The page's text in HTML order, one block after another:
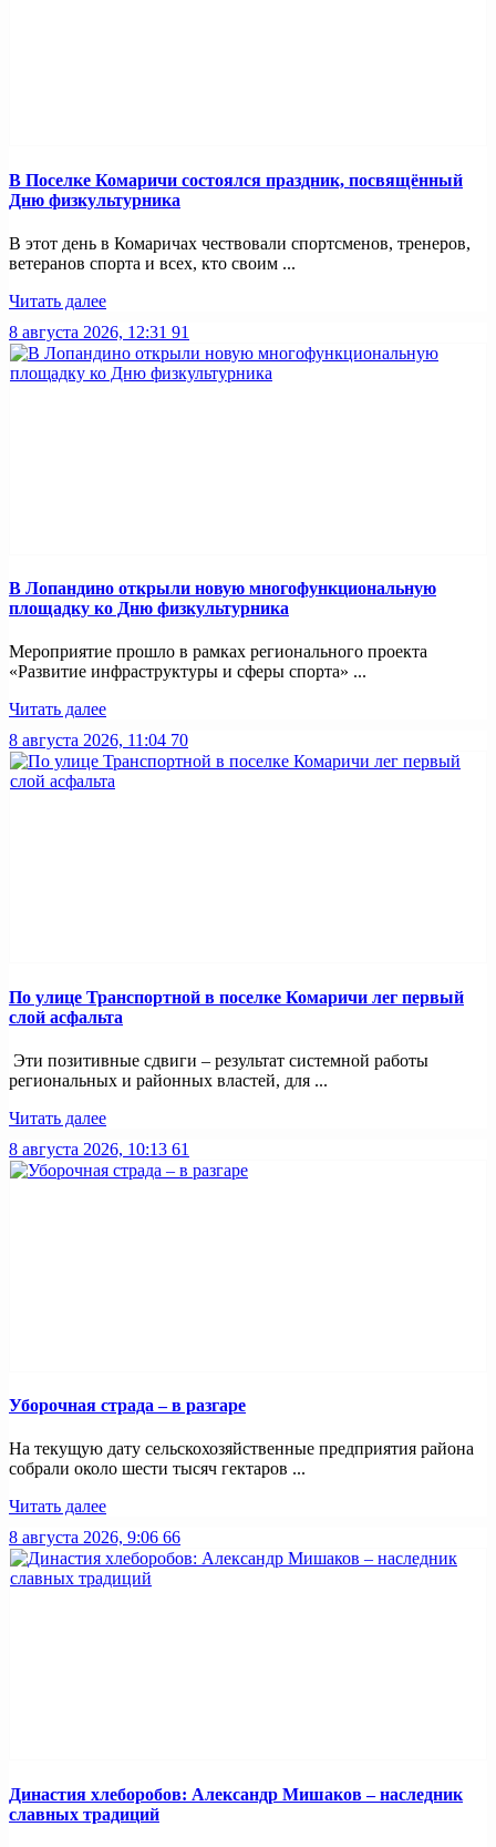
В Поселке Комаричи состоялся праздник, посвящённый
Дню физкультурника
В этот день в Комаричах чествовали спортсменов, тренеров,
ветеранов спорта и всех, кто своим ...
Читать далее
8 августа 2026, 12:31 91
В Лопандино открыли новую многофункциональную
площадку ко Дню физкультурника
Мероприятие прошло в рамках регионального проекта
«Развитие инфраструктуры и сферы спорта» ...
Читать далее
8 августа 2026, 11:04 70
По улице Транспортной в поселке Комаричи лег первый
слой асфальта
Эти позитивные сдвиги – результат системной работы
региональных и районных властей, для ...
Читать далее
8 августа 2026, 10:13 61
Уборочная страда – в разгаре
На текущую дату сельскохозяйственные предприятия района
собрали около шести тысяч гектаров ...
Читать далее
8 августа 2026, 9:06 66
Династия хлеборобов: Александр Мишаков – наследник
славных традиций